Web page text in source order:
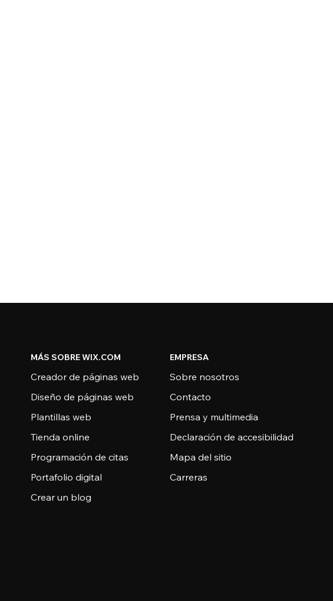
MÁS SOBRE WIX.COM
Creador de páginas web
Diseño de páginas web
Plantillas web
Tienda online
Programación de citas
Portafolio digital
Crear un blog
EMPRESA
Sobre nosotros
Contacto
Prensa y multimedia
Declaración de accesibilidad
Mapa del sitio
Carreras